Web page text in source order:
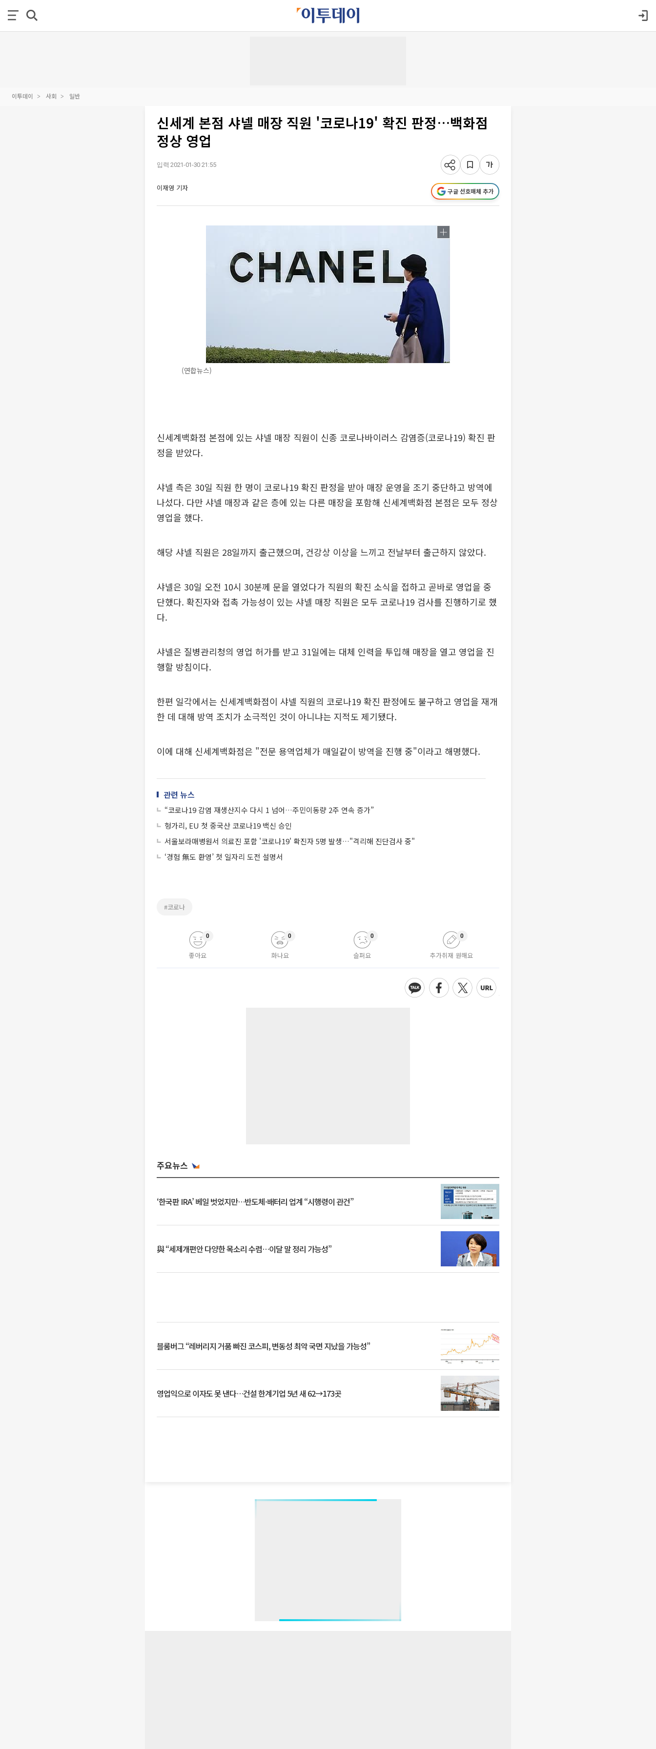
이투데이 사회 일반
신세계 본점 샤넬 매장 직원 '코로나19' 확진 판정…백화점
정상 영업
입력 2021-01-30 21:55
이재영 기자 구글 선호매체 추가
(연합뉴스)
신세계백화점 본점에 있는 샤넬 매장 직원이 신종 코로나바이러스 감염증(코로나19) 확진 판
정을 받았다.
샤넬 측은 30일 직원 한 명이 코로나19 확진 판정을 받아 매장 운영을 조기 중단하고 방역에
나섰다. 다만 샤넬 매장과 같은 층에 있는 다른 매장을 포함해 신세계백화점 본점은 모두 정상
영업을 했다.
해당 샤넬 직원은 28일까지 출근했으며, 건강상 이상을 느끼고 전날부터 출근하지 않았다.
샤넬은 30일 오전 10시 30분께 문을 열었다가 직원의 확진 소식을 접하고 곧바로 영업을 중
단했다. 확진자와 접촉 가능성이 있는 샤넬 매장 직원은 모두 코로나19 검사를 진행하기로 했
다.
샤넬은 질병관리청의 영업 허가를 받고 31일에는 대체 인력을 투입해 매장을 열고 영업을 진
행할 방침이다.
한편 일각에서는 신세계백화점이 샤넬 직원의 코로나19 확진 판정에도 불구하고 영업을 재개
한 데 대해 방역 조치가 소극적인 것이 아니냐는 지적도 제기됐다.
이에 대해 신세계백화점은 "전문 용역업체가 매일같이 방역을 진행 중"이라고 해명했다.
관련 뉴스
“코로나19 감염 재생산지수 다시 1 넘어…주민이동량 2주 연속 증가”
헝가리, EU 첫 중국산 코로나19 백신 승인
서울보라매병원서 의료진 포함 '코로나19' 확진자 5명 발생…"격리해 진단검사 중"
‘경험 無도 환영’ 첫 일자리 도전 설명서
#코로나
좋아요
0
화나요
0
슬퍼요
0
추가취재 원해요
0
주요뉴스
‘한국판 IRA’ 베일 벗었지만…반도체·배터리 업계 “시행령이 관건”
與 “세제개편안 다양한 목소리 수렴…이달 말 정리 가능성”
블룸버그 “레버리지 거품 빠진 코스피, 변동성 최악 국면 지났을 가능성”
영업익으로 이자도 못 낸다…건설 한계기업 5년 새 62→173곳